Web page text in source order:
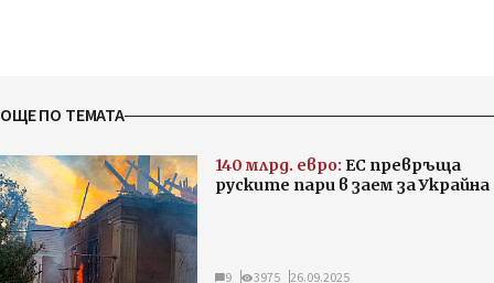
ОЩЕ ПО ТЕМАТА
140 млрд. евро: ЕС превръща
руските пари в заем за Украйна
9 3975 26.09.2025